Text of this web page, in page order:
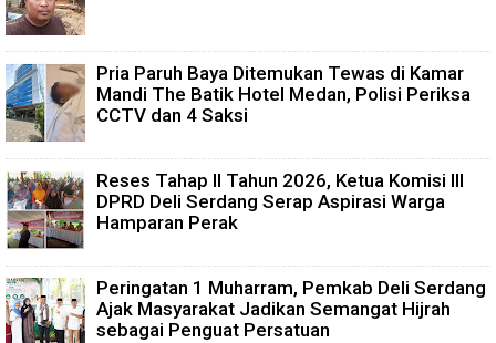
Pria Paruh Baya Ditemukan Tewas di Kamar
Mandi The Batik Hotel Medan, Polisi Periksa
CCTV dan 4 Saksi
Reses Tahap II Tahun 2026, Ketua Komisi III
DPRD Deli Serdang Serap Aspirasi Warga
Hamparan Perak
Peringatan 1 Muharram, Pemkab Deli Serdang
Ajak Masyarakat Jadikan Semangat Hijrah
sebagai Penguat Persatuan